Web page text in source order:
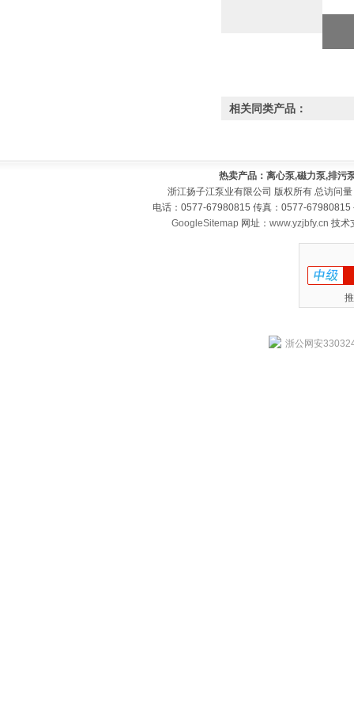
相关同类产品：
热卖产品：离心泵,磁力泵,排污
浙江扬子江泵业有限公司 版权所有 总访问
电话：0577-67980815 传真：0577-
GoogleSitemap 网址： www.yzjbfy.cn 技术
浙公网安